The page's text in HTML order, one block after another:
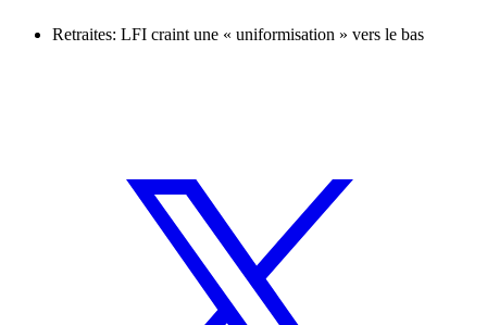
Retraites: LFI craint une « uniformisation » vers le bas